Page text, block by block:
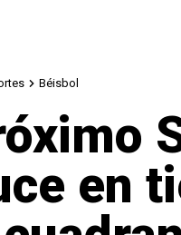
Béisbol
en